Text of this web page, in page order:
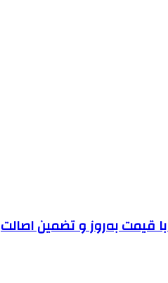
قیمت به‌روز و تضمین اصالت